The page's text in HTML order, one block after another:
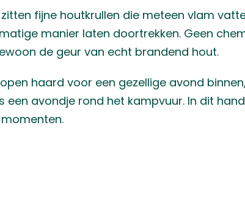
fijne houtkrullen die meteen vlam
manier laten doortrekken. Geen
de geur van echt brandend hout.
haard voor een gezellige avond
avondje rond het kampvuur. In dit